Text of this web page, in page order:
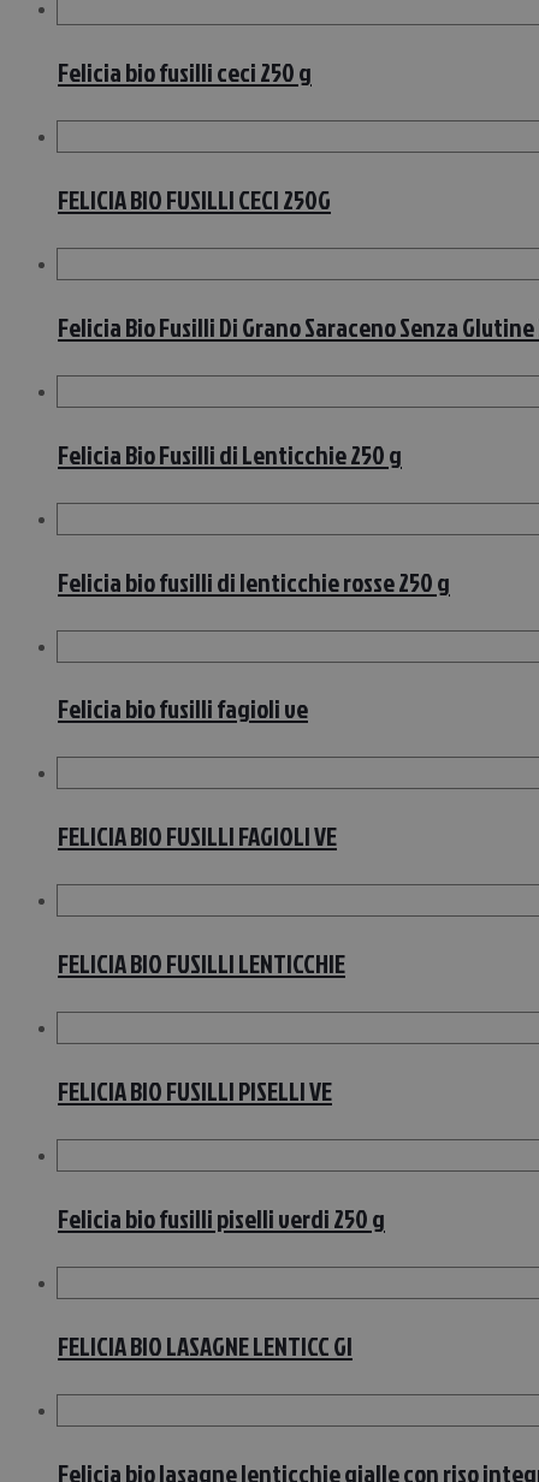
Felicia bio fusilli ceci 250 g
FELICIA BIO FUSILLI CECI 250G
Felicia Bio Fusilli Di Grano Saraceno Senza
Felicia Bio Fusilli di Lenticchie 250 g
Felicia bio fusilli di lenticchie rosse 250 g
Felicia bio fusilli fagioli ve
FELICIA BIO FUSILLI FAGIOLI VE
FELICIA BIO FUSILLI LENTICCHIE
FELICIA BIO FUSILLI PISELLI VE
Felicia bio fusilli piselli verdi 250 g
FELICIA BIO LASAGNE LENTICC GI
Felicia bio lasagne lenticchie gialle con riso